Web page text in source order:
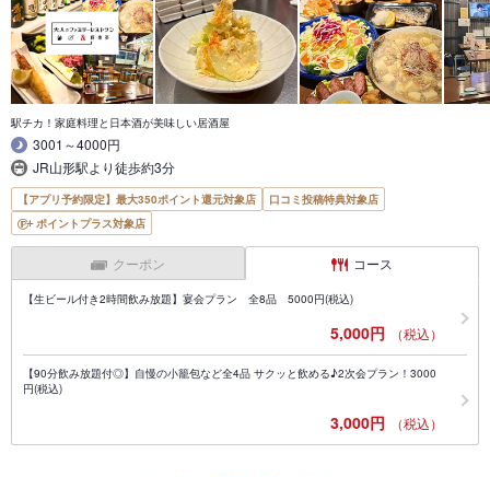
駅チカ！家庭料理と日本酒が美味しい居酒屋
3001～4000円
JR山形駅より徒歩約3分
【アプリ予約限定】最大350ポイント還元対象店
口コミ投稿特典対象店
ポイントプラス対象店
クーポン コース
【生ビール付き2時間飲み放題】宴会プラン 全8品 5000円(税込)
5,000円 （税込）
【90分飲み放題付◎】自慢の小籠包など全4品 サクッと飲める♪2次会プラン！3000
円(税込)
3,000円 （税込）